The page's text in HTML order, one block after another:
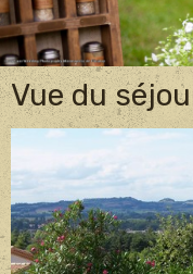
Vue du